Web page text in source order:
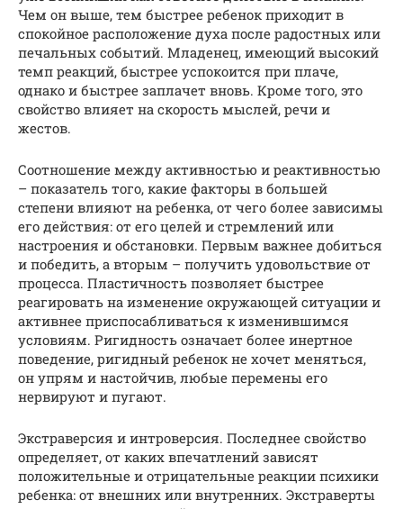
Чем он выше, тем быстрее ребенок приходит в
спокойное расположение духа после радостных или
печальных событий. Младенец, имеющий высокий
темп реакций, быстрее успокоится при плаче,
однако и быстрее заплачет вновь. Кроме того, это
свойство влияет на скорость мыслей, речи и
жестов.
Соотношение между активностью и реактивностью
– показатель того, какие факторы в большей
степени влияют на ребенка, от чего более зависимы
его действия: от его целей и стремлений или
настроения и обстановки. Первым важнее добиться
и победить, а вторым – получить удовольствие от
процесса. Пластичность позволяет быстрее
реагировать на изменение окружающей ситуации и
активнее приспосабливаться к изменившимся
условиям. Ригидность означает более инертное
поведение, ригидный ребенок не хочет меняться,
он упрям и настойчив, любые перемены его
нервируют и пугают.
Экстраверсия и интроверсия. Последнее свойство
определяет, от каких впечатлений зависят
положительные и отрицательные реакции психики
ребенка: от внешних или внутренних. Экстраверты